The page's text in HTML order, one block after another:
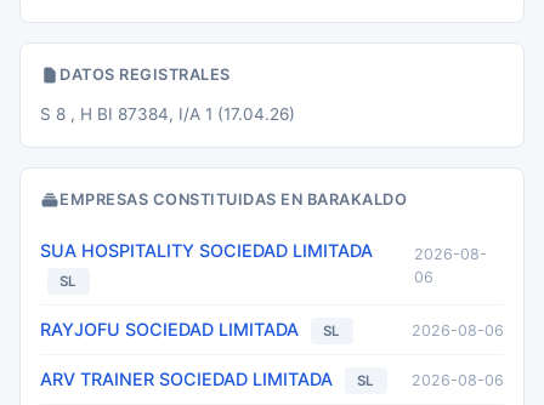
DATOS REGISTRALES
S 8 , H BI 87384, I/A 1 (17.04.26)
EMPRESAS CONSTITUIDAS EN BARAKALDO
SUA HOSPITALITY SOCIEDAD LIMITADA
SL
2026-08-
06
RAYJOFU SOCIEDAD LIMITADA SL 2026-08-06
ARV TRAINER SOCIEDAD LIMITADA SL 2026-08-06